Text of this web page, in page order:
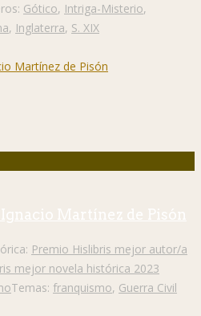
Gótico, Intriga-Misterio,
, Inglaterra, S. XIX
Martínez de Pisón
Premio Hislibris mejor autor/a
mejor novela histórica 2023
Temas: franquismo, Guerra Civil